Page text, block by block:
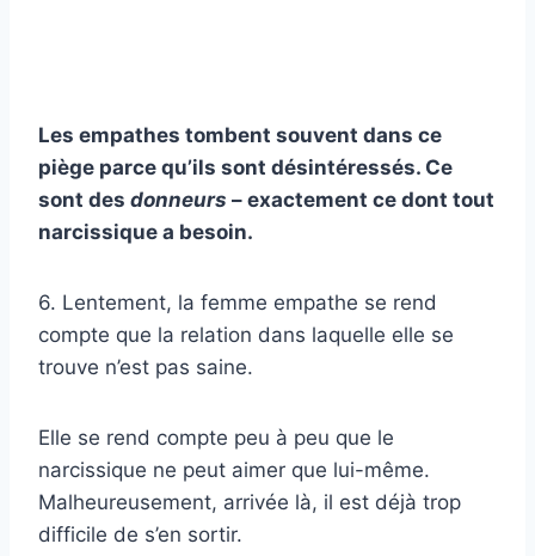
Les empathes tombent souvent dans ce
piège parce qu’ils sont désintéressés. Ce
sont des donneurs – exactement ce dont tout
narcissique a besoin.
6. Lentement, la femme empathe se rend
compte que la relation dans laquelle elle se
trouve n’est pas saine.
Elle se rend compte peu à peu que le
narcissique ne peut aimer que lui-même.
Malheureusement, arrivée là, il est déjà trop
difficile de s’en sortir.